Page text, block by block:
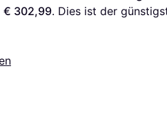
€ 302,99. Dies ist der